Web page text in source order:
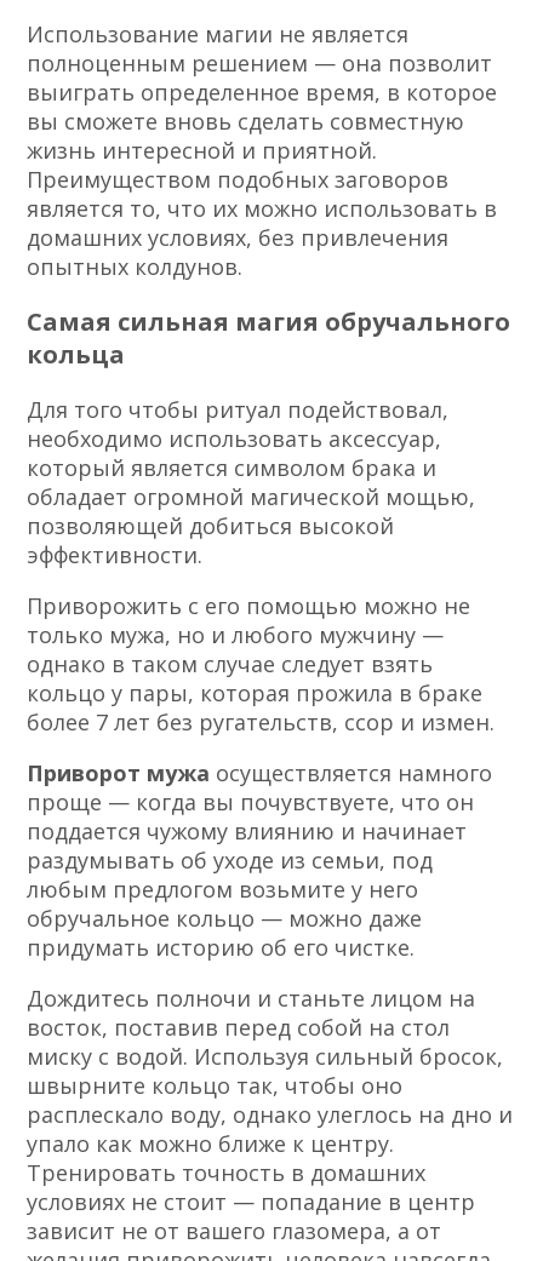
Использование магии не является
полноценным решением — она позволит
выиграть определенное время, в которое
вы сможете вновь сделать совместную
жизнь интересной и приятной.
Преимуществом подобных заговоров
является то, что их можно использовать в
домашних условиях, без привлечения
опытных колдунов.
Самая сильная магия обручального
кольца
Для того чтобы ритуал подействовал,
необходимо использовать аксессуар,
который является символом брака и
обладает огромной магической мощью,
позволяющей добиться высокой
эффективности.
Приворожить с его помощью можно не
только мужа, но и любого мужчину —
однако в таком случае следует взять
кольцо у пары, которая прожила в браке
более 7 лет без ругательств, ссор и измен.
Приворот мужа осуществляется намного
проще — когда вы почувствуете, что он
поддается чужому влиянию и начинает
раздумывать об уходе из семьи, под
любым предлогом возьмите у него
обручальное кольцо — можно даже
придумать историю об его чистке.
Дождитесь полночи и станьте лицом на
восток, поставив перед собой на стол
миску с водой. Используя сильный бросок,
швырните кольцо так, чтобы оно
расплескало воду, однако улеглось на дно и
упало как можно ближе к центру.
Тренировать точность в домашних
условиях не стоит — попадание в центр
зависит не от вашего глазомера, а от